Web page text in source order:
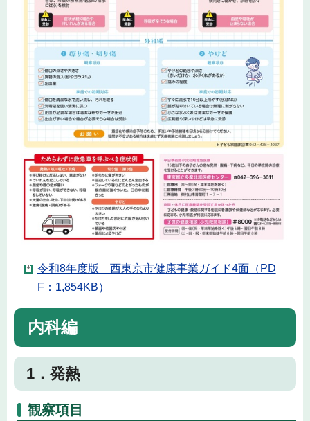
令和8年度版 西東京市健康事業ガイド4面（PD
F：1,854KB）
内科編
1．発熱
観察項目